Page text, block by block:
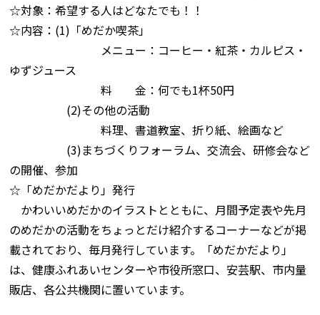
☆対象：希望する人はどなたでも！！
☆内容：(1)「めだか喫茶」
メニュー：コーヒー・紅茶・カルピス・
ゆずジュース
料 金：何でも1杯50円
(2)その他の活動
料理、書道教室、折り紙、絵画など
(3)まちづくりフォーラム、交流会、研修会など
の開催、参加
☆「めだかだより」発行
かわいいめだかのイラストとともに、月間予定表や先月
のめだかの活動をちょっとだけ紹介するコーナーなどが掲
載されており、毎月発行しています。「めだかだより」
は、健康ふれあいセンターや市役所窓口、安芸駅、市内量
販店、各公共機関に置いています。